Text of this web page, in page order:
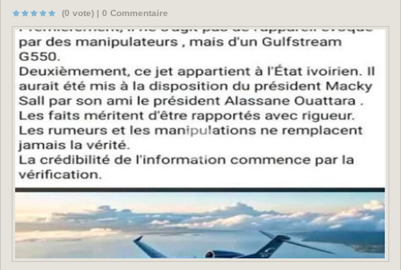
(0 vote) | 0 Commentaire